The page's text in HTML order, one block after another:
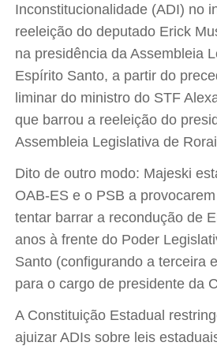
Inconstitucionalidade (ADI) no
reeleição do deputado Erick
na presidência da Assembleia
Espírito Santo, a partir do
liminar do ministro do STF
que barrou a reeleição do
Assembleia Legislativa de
Dito de outro modo: Majeski
OAB-ES e o PSB a
tentar barrar a recondução de
anos à frente do Poder
Santo (configurando a terceira
para o cargo de presidente da
A Constituição Estadual
ajuizar ADIs sobre leis